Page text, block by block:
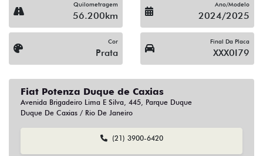
Quilometragem
56.200km
Ano/Modelo
2024/2025
Cor
Prata
Final Da Placa
XXX0I79
Fiat Potenza Duque de Caxias
Avenida Brigadeiro Lima E Silva, 445, Parque Duque
Duque De Caxias / Rio De Janeiro
(21) 3900-6420